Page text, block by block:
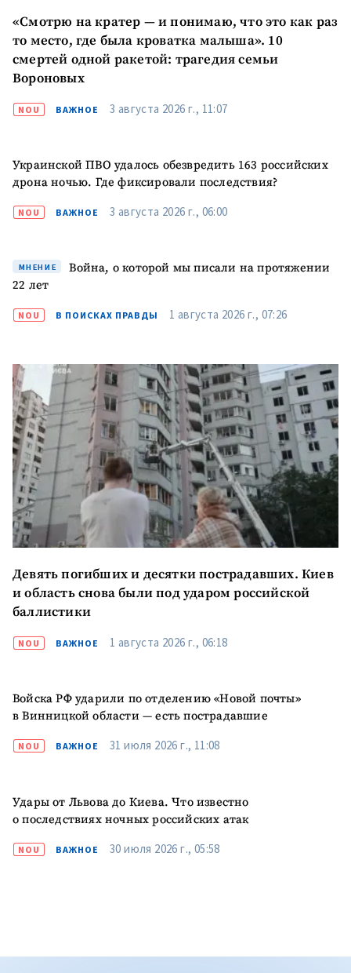
ПОДДЕРЖАТЬ
«Смотрю на кратер — и понимаю, что это как раз
то место, где была кроватка малыша». 10
смертей одной ракетой: трагедия семьи
Вороновых
NOU ВАЖНОЕ 3 августа 2026 г., 11:07
Украинской ПВО удалось обезвредить 163 российских
дрона ночью. Где фиксировали последствия?
NOU ВАЖНОЕ 3 августа 2026 г., 06:00
МНЕНИЕ
Война, о которой мы писали на протяжении
22 лет
NOU В ПОИСКАХ ПРАВДЫ 1 августа 2026 г., 07:26
Девять погибших и десятки пострадавших. Киев
и область снова были под ударом российской
баллистики
NOU ВАЖНОЕ 1 августа 2026 г., 06:18
Войска РФ ударили по отделению «Новой почты»
в Винницкой области — есть пострадавшие
NOU ВАЖНОЕ 31 июля 2026 г., 11:08
Удары от Львова до Киева. Что известно
о последствиях ночных российских атак
NOU ВАЖНОЕ 30 июля 2026 г., 05:58
КОНТАКТНЫЙ ИСТОЧНИК
Анонимный источник
Телефон
+ Личный телефон
Я прочитал(а) и согласен(на)